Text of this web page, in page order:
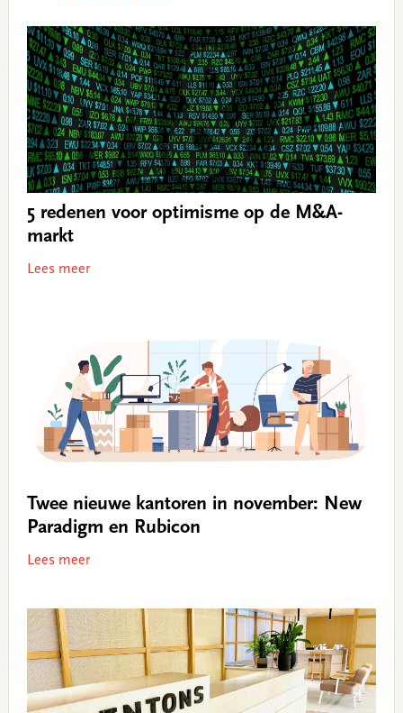
5 redenen voor optimisme op de M&A-
markt
Lees meer
Twee nieuwe kantoren in november: New
Paradigm en Rubicon
Lees meer